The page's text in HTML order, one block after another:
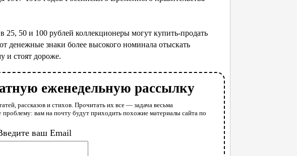
50 и 100 рублей коллекционеры могут купить-продать
денежные знаки более высокого номинала отыскать
и стоят дороже.
еженедельную рассылку
рассказов и стихов. Прочитать их все — задача весьма
проблему: вам на почту будут приходить похожие материалы сайта по
ваш Email